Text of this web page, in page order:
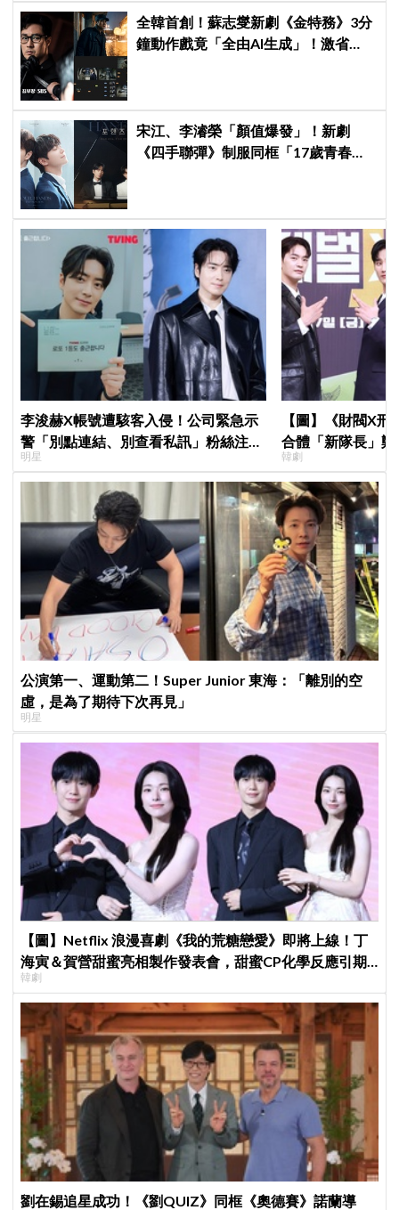
全韓首創！蘇志燮新劇《金特務》3分
鐘動作戲竟「全由AI生成」！激省
宋江、李濬榮「顏值爆發」！新劇
《四手聯彈》制服同框「17歲青春神
李浚赫X帳號遭駭客入侵！公司緊急示
警「別點連結、別查看私訊」粉絲注意
了
明星
【圖】《財閥X
合體「新隊長」
比槍」霸氣爆棚
韓劇
公演第一、運動第二！Super Junior 東海：「離別的空
虛，是為了期待下次再見」
明星
【圖】Netflix 浪漫喜劇《我的荒糖戀愛》即將上線！丁
海寅＆賀營甜蜜亮相製作發表會，甜蜜CP化學反應引期
待
韓劇
劉在錫追星成功！《劉QUIZ》同框《奧德賽》諾蘭導